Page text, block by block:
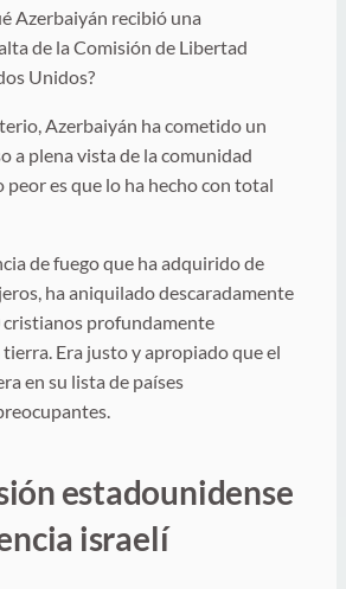
Azerbaiyán recibió una
de la Comisión de Libertad
Unidos?
Azerbaiyán ha cometido un
a plena vista de la comunidad
peor es que lo ha hecho con total
de fuego que ha adquirido de
ha aniquilado descaradamente
cristianos profundamente
Era justo y apropiado que el
en su lista de países
estadounidense
israelí